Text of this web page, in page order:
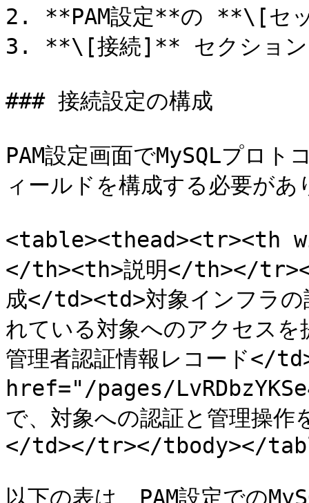
2. **PAM設定**の **\[セ
3. **\[接続]** セクション
### 接続設定の構成
PAM設定画面でMySQLプロ
ィールドを構成する必要が
<table><thead><tr><th
</th><th>説明</th></
成</td><td>対象インフラの
れている対象へのアクセ
管理者認証情報レコード</
href="/pages/
で、対象への認証と管理操作
</td></tr></tbody></
以下の表は、PAM設定での